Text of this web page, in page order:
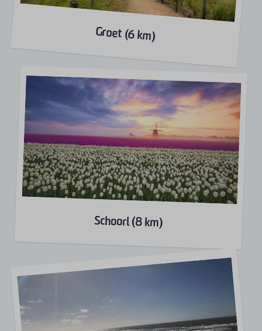
Groet (6 km)
Schoorl (8 km)